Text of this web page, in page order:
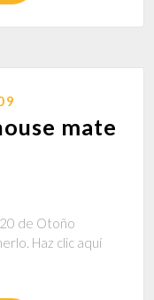
mate
de Otoño
Haz clic aquí